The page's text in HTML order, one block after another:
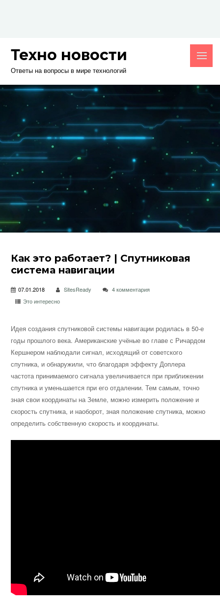
Техно новости
Ответы на вопросы в мире технологий
Как это работает? | Спутниковая
система навигации
07.01.2018 SitesReady
4 комментария
Это интересно
Идея создания спутниковой системы навигации родилась в 50-е
годы прошлого века. Американские учёные во главе с Ричардом
Кершнером наблюдали сигнал, исходящий от советского
спутника, и обнаружили, что благодаря эффекту Доплера
частота принимаемого сигнала увеличивается при приближении
спутника и уменьшается при его отдалении. Тем самым, точно
зная свои координаты на Земле, можно измерить положение и
скорость спутника, и наоборот, зная положение спутника, можно
определить собственную скорость и координаты.